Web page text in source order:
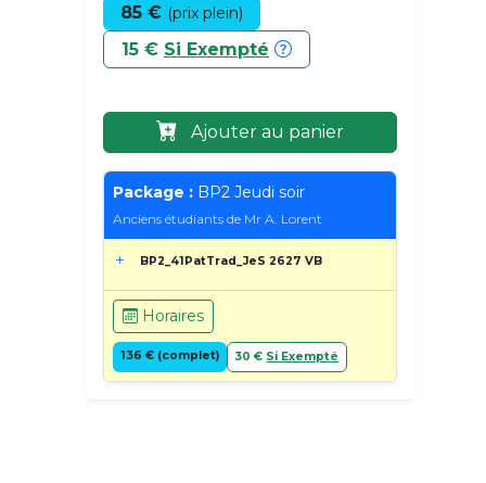
85 € (prix plein)
15 € Si Exempté
Ajouter au panier
Package : BP2 Jeudi soir
Anciens étudiants de Mr A. Lorent
BP2_41PatTrad_JeS 2627 VB
Horaires
136 € (complet) 30 € Si Exempté